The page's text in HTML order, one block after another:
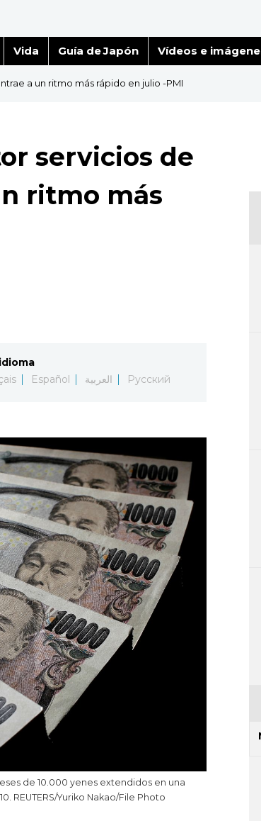
Vida Guía de Japón Vídeos e
a un ritmo más rápido en julio -PMI
servicios de
ritmo más
Español العربية Русский
de 10.000 yenes extendidos en una
REUTERS/Yuriko Nakao/File Photo